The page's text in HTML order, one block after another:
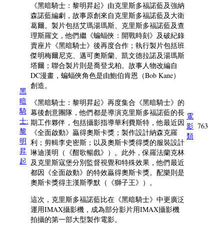
黑
暗
騎
士:
黎
明
昇
起
《黑暗騎士：黎明昇起》由克里斯多福諾藍及強納
森諾藍編劇，故事原創來自克里斯多福諾藍及大衛
葛爾。製片包括艾瑪湯瑪斯、克里斯多福諾藍及查
理斯羅文，他們繼《蝙蝠俠：開戰時刻》及破紀錄
賣座片《黑暗騎士》後再度合作；執行製片包括班
傑明梅爾尼克、邁可奧斯蘭、凱文德拉諾及湯瑪斯
塔爾；聯合製片則是喬登戈柏。故事人物改編自
DC漫畫，蝙蝠俠角色是由鮑伯肯恩（Bob Kane）
創造。
《黑暗騎士：黎明昇起》再度集合《黑暗騎士》的
幕後創意團隊，他們都是導演克里斯多福諾藍的長
期工作夥伴，包括攝影指導華利費斯特，他最近因
《全面啟動》贏得奧斯卡獎；製作設計納森克羅
利；剪輯李史密斯；以及奧斯卡獎得獎的服裝設計
琳迪漢明（《酣歌暢戲》）。此外，保羅法蘭克林
及克里斯寇堡分別監督視覺和特殊效果，他們最近
都因《全面啟動》的特效贏得奧斯卡獎。配樂則是
奧斯卡獎得主漢斯季默（《獅子王》）。
這次，克里斯多福諾藍比在《黑暗騎士》中更廣泛
運用IMAX攝影機，成為部分影片用IMAX攝影機
拍攝的第一部大型製作電影。
電
影
類
763